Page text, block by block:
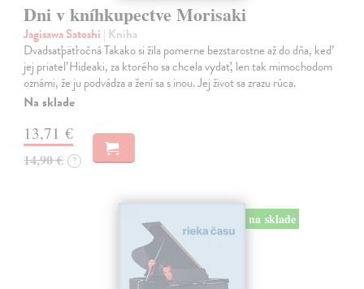
Dni v kníhkupectve Morisaki
Jagisawa Satoshi | Kniha
Dvadsaťpäťročná Takako si žila pomerne bezstarostne až do dňa, keď
jej priateľ Hideaki, za ktorého sa chcela vydať, len tak mimochodom
oznámi, že ju podvádza a žení sa s inou. Jej život sa zrazu rúca.
Na sklade
13,71 €
14,90 € ?
na sklade